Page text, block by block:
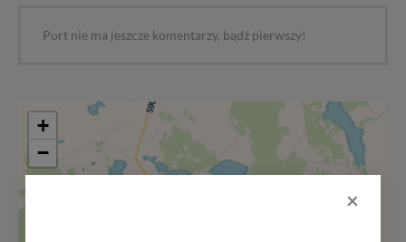
Port nie ma jeszcze komentarzy, bądź pierwszy!
+
−
×